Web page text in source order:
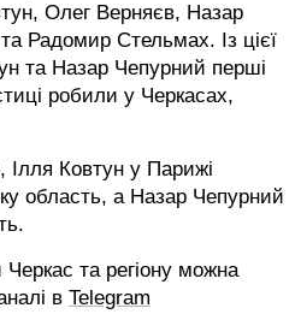
Олег Верняєв, Назар
Радомир Стельмах. Із цієї
та Назар Чепурний перші
робили у Черкасах,
Ковтун у Парижі
область, а Назар Чепурний
Черкас та регіону можна
в Telegram